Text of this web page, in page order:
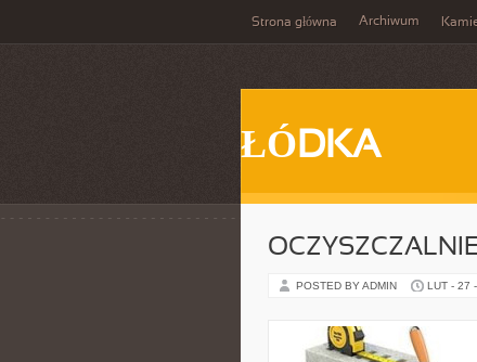
Strona główna Archiwum
ŁÓDKA
POSTED BY ADMIN LUT - 27